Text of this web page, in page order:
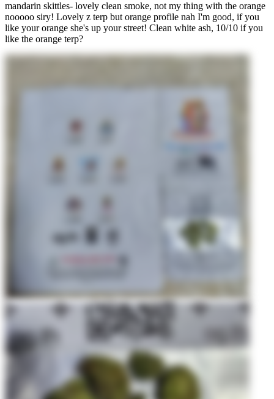
mandarin skittles- lovely clean smoke, not my thing with the orange
nooooo siry! Lovely z terp but orange profile nah I'm good, if you
like your orange she's up your street! Clean white ash, 10/10 if you
like the orange terp?